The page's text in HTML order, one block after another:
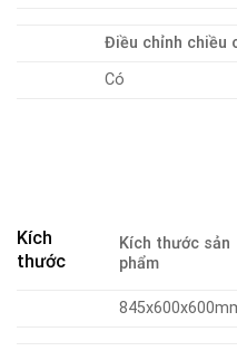
Điều chỉnh chiều
Có
Kích
thước
Kích thước sản
phẩm